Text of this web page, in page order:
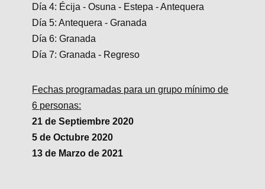
Día 4: Écija - Osuna - Estepa - Antequera
Día 5: Antequera - Granada
Día 6: Granada
Día 7: Granada - Regreso
Fechas programadas para un grupo mínimo de
6 personas:
21 de Septiembre 2020
5 de Octubre 2020
13 de Marzo de 2021